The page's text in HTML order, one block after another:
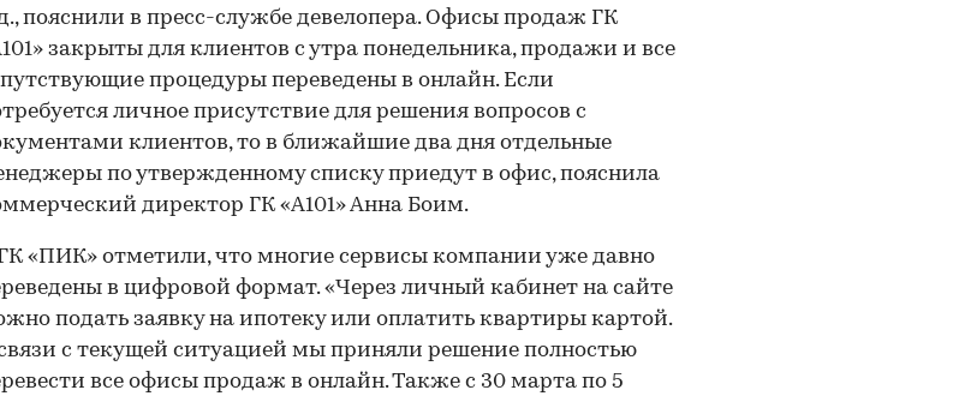
пояснили в пресс-службе девелопера. Офисы продаж ГК
закрыты для клиентов с утра понедельника, продажи и все
процедуры переведены в онлайн. Если
личное присутствие для решения вопросов с
клиентов, то в ближайшие два дня отдельные
по утвержденному списку приедут в офис, пояснила
директор ГК «А101» Анна Боим.
«ПИК» отметили, что многие сервисы компании уже давно
в цифровой формат. «Через личный кабинет на сайте
подать заявку на ипотеку или оплатить квартиры картой.
с текущей ситуацией мы приняли решение полностью
все офисы продаж в онлайн. Также с 30 марта по 5